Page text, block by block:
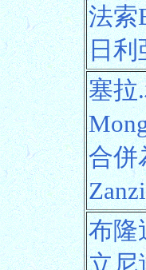
法索
日利
塞拉
合併
布隆
立尼